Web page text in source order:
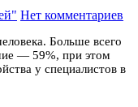
Нет комментариев
Больше всего
— 59%, при этом
у специалистов в